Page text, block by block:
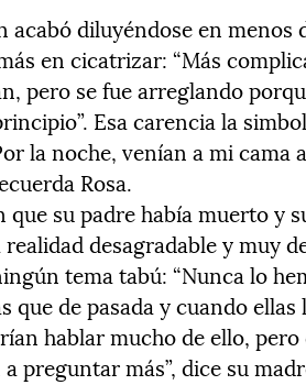
acabó diluyéndose en menos
en cicatrizar: “Más
pero se fue arreglando
Esa carencia la
la noche, venían a mi cama
Rosa.
que su padre había muerto y
desagradable y muy
tema tabú: “Nunca lo
que de pasada y cuando
hablar mucho de ello, pero
preguntar más”, dice su